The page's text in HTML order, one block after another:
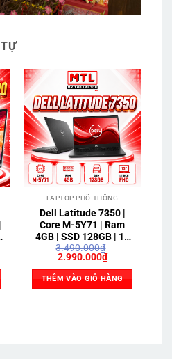
LAPTOP PHỔ THÔNG
Dell Latitude 7350 |
Core M-5Y71 | Ram
4GB | SSD 128GB | 13
inch FHD
3.490.000₫
Giá
là:
3.490.000₫.
2.990.000₫Giá
hiện
tại
là:
2.990.000₫.
THÊM VÀO GIỎ HÀNG